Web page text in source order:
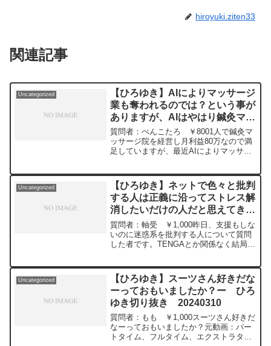
hiroyuki.ziten33
関連記事
Uncategorized
【ひろゆき】AIによりマッサージ
業も奪われるのでは？という事が
ありますが、AIはやはり鍼灸マッ
サージ業も徐々に仕事をとってい
くのでしょうか？ー ひろゆき切
り抜き 20240509
質問者：ぺんこたろ ￥8001人で鍼灸マ
ッサージ院を経営し月利益80万なので満
足していますが、最近AIによりマッサー
徐々に仕事をとっていくのでしょうか？
私は技術的にA...
Uncategorized
【ひろゆき】ネットで色々と批判
する人は正義に沿ってストレス解
消したいだけの人だと思えてきて
気持ち悪いです。意見を聞きたい
です。ー ひろゆき切り抜き
20240109
質問者：軸受 ￥1,000昨日、支援もしな
いのに迷惑系を批判する人について質問
した者です。TENGAとか関係なく結局支
ある程度暇なので日々の鬱憤を晴らすた
めに都合がいいから批判するのでしょう
か。何か行動していないだけで犯罪系ユ
ーチューバーも存在否定する人も本質は
正義に沿ってストレス解消したいだけの
人だと思えてきて気持ち悪いです。意見
を聞きたいです。元動画：能登半島に最
大同時接続✖️20円の寄付をするよ。ジョ
Uncategorized
【ひろゆき】スーツさん好きだな
ーっておもいましたか？ー ひろ
ゆき切り抜き 20240310
質問者：もも ￥1,000スーツさん好きだ
なーっておもいましたか？元動画：パー
トタイム、フルタイム、エクストラタイ